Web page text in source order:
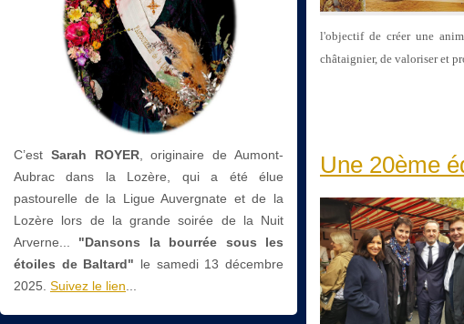
C’est Sarah ROYER, originaire de Aumont-
Aubrac dans la Lozère, qui a été élue
pastourelle de la Ligue Auvergnate et de la
Lozère lors de la grande soirée de la Nuit
Arverne...
"Dansons la bourrée sous les
étoiles de Baltard" le samedi 13 décembre
2025. Suivez le lien
l'objectif de créer une
châtaignier, de valoriser et
Une 20ème